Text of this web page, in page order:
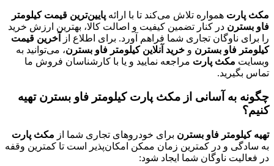
مکث پارت همواره تلاش می‌کند تا با ارائه پایین‌ترین قیمت کیلومتر
فاو بسترن در کنار تضمین کیفیت و اصالت کالا، بهترین ارزش خرید
را برای ناوگان تجاری شما فراهم آورد. برای اطلاع از
آخرین قیمت
کیلومتر فاو بسترن و خرید آنلاین کیلومتر فاو بسترن، می‌توانید به
وبسایت مکث پارت مراجعه نمایید و یا با کارشناسان فروش ما
تماس بگیرید.
چگونه به آسانی از مکث پارت کیلومتر فاو بسترن تهیه
کنیم؟
تهیه کیلومتر فاو بسترن برای خودروهای تجاری شما از مکث پارت
به سادگی و در کمترین زمان ممکن امکان‌پذیر است تا کمترین وقفه
در فعالیت ناوگان شما ایجاد شود: